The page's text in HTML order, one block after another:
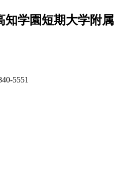
知学園短期大学附属
5551